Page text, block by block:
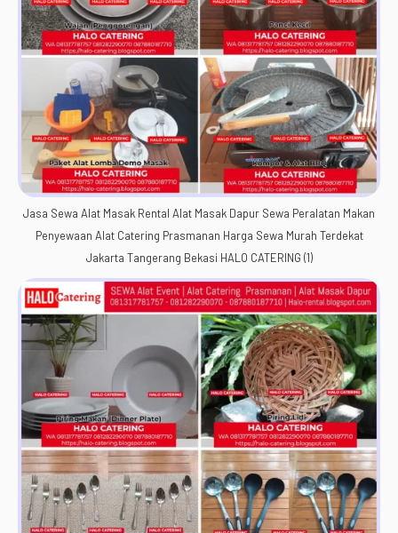
Jasa Sewa Alat Masak Rental Alat Masak Dapur Sewa Peralatan Makan
Penyewaan Alat Catering Prasmanan Harga Sewa Murah Terdekat
Jakarta Tangerang Bekasi HALO CATERING (1)